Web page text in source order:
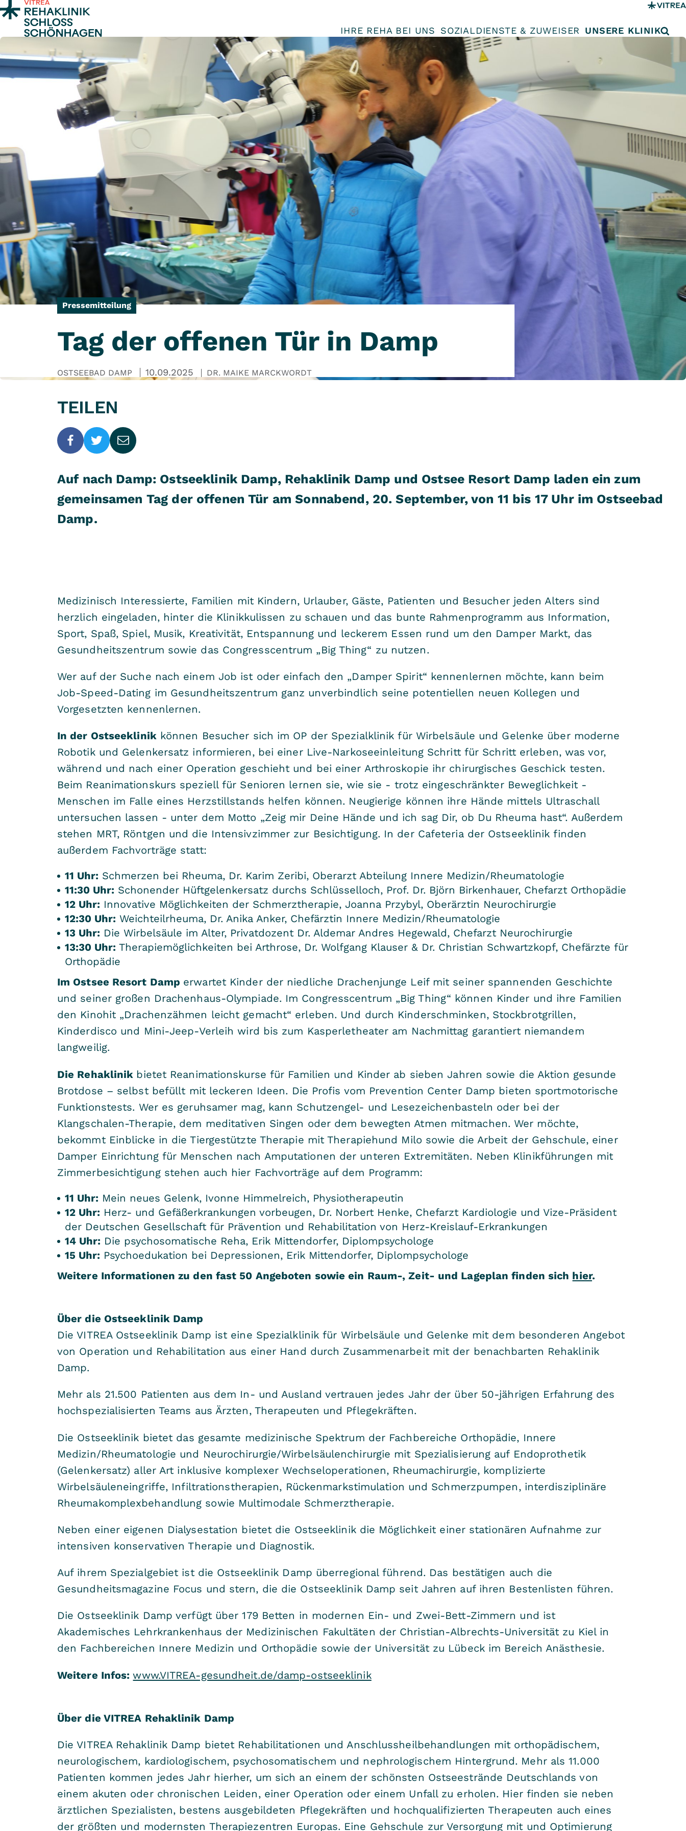
Zum Inhalt springen
IHRE REHA BEI UNS SOZIALDIENSTE & ZUWEISER UNSERE KLINIK
Pressemitteilung
Tag der offenen Tür in Damp
OSTSEEBAD DAMP 10.09.2025 DR. MAIKE MARCKWORDT
TEILEN
Auf nach Damp: Ostseeklinik Damp, Rehaklinik Damp und Ostsee Resort Damp laden ein zum
gemeinsamen Tag der offenen Tür am Sonnabend, 20. September, von 11 bis 17 Uhr im Ostseebad
Damp.
Medizinisch Interessierte, Familien mit Kindern, Urlauber, Gäste, Patienten und Besucher jeden Alters sind
herzlich eingeladen, hinter die Klinikkulissen zu schauen und das bunte Rahmenprogramm aus Information,
Sport, Spaß, Spiel, Musik, Kreativität, Entspannung und leckerem Essen rund um den Damper Markt, das
Gesundheitszentrum sowie das Congresscentrum „Big Thing“ zu nutzen.
Wer auf der Suche nach einem Job ist oder einfach den „Damper Spirit“ kennenlernen möchte, kann beim
Job-Speed-Dating im Gesundheitszentrum ganz unverbindlich seine potentiellen neuen Kollegen und
Vorgesetzten kennenlernen.
In der Ostseeklinikkönnen Besucher sich im OP der Spezialklinik für Wirbelsäule und Gelenke über moderne
Robotik und Gelenkersatz informieren, bei einer Live-Narkoseeinleitung Schritt für Schritt erleben, was vor,
während und nach einer Operation geschieht und bei einer Arthroskopie ihr chirurgisches Geschick testen.
Beim Reanimationskurs speziell für Senioren lernen sie, wie sie - trotz eingeschränkter Beweglichkeit -
Menschen im Falle eines Herzstillstands helfen können. Neugierige können ihre Hände mittels Ultraschall
untersuchen lassen - unter dem Motto „Zeig mir Deine Hände und ich sag Dir, ob Du Rheuma hast“. Außerdem
stehen MRT, Röntgen und die Intensivzimmer zur Besichtigung. In der Cafeteria der Ostseeklinik finden
außerdem Fachvorträge statt:
11 Uhr: Schmerzen bei Rheuma, Dr. Karim Zeribi, Oberarzt Abteilung Innere Medizin/Rheumatologie
11:30 Uhr: Schonender Hüftgelenkersatz durchs Schlüsselloch, Prof. Dr. Björn Birkenhauer, Chefarzt Orthopädie
12 Uhr: Innovative Möglichkeiten der Schmerztherapie, Joanna Przybyl, Oberärztin Neurochirurgie
12:30 Uhr: Weichteilrheuma, Dr. Anika Anker, Chefärztin Innere Medizin/Rheumatologie
13 Uhr: Die Wirbelsäule im Alter, Privatdozent Dr. Aldemar Andres Hegewald, Chefarzt Neurochirurgie
13:30 Uhr: Therapiemöglichkeiten bei Arthrose, Dr. Wolfgang Klauser & Dr. Christian Schwartzkopf, Chefärzte für
Orthopädie
Im Ostsee Resort Damp erwartet Kinder der niedliche Drachenjunge Leif mit seiner spannenden Geschichte
und seiner großen Drachenhaus-Olympiade. Im Congresscentrum „Big Thing“ können Kinder und ihre Familien
den Kinohit „Drachenzähmen leicht gemacht“ erleben. Und durch Kinderschminken, Stockbrotgrillen,
Kinderdisco und Mini-Jeep-Verleih wird bis zum Kasperletheater am Nachmittag garantiert niemandem
langweilig.
Die Rehaklinik bietet Reanimationskurse für Familien und Kinder ab sieben Jahren sowie die Aktion gesunde
Brotdose – selbst befüllt mit leckeren Ideen. Die Profis vom Prevention Center Damp bieten sportmotorische
Funktionstests. Wer es geruhsamer mag, kann Schutzengel- und Lesezeichenbasteln oder bei der
Klangschalen-Therapie, dem meditativen Singen oder dem bewegten Atmen mitmachen. Wer möchte,
bekommt Einblicke in die Tiergestützte Therapie mit Therapiehund Milo sowie die Arbeit der Gehschule, einer
Damper Einrichtung für Menschen nach Amputationen der unteren Extremitäten. Neben Klinikführungen mit
Zimmerbesichtigung stehen auch hier Fachvorträge auf dem Programm:
11 Uhr: Mein neues Gelenk, Ivonne Himmelreich, Physiotherapeutin
12 Uhr: Herz- und Gefäßerkrankungen vorbeugen, Dr. Norbert Henke, Chefarzt Kardiologie und Vize-Präsident
der Deutschen Gesellschaft für Prävention und Rehabilitation von Herz-Kreislauf-Erkrankungen
14 Uhr: Die psychosomatische Reha, Erik Mittendorfer, Diplompsychologe
15 Uhr: Psychoedukation bei Depressionen, Erik Mittendorfer, Diplompsychologe
Weitere Informationen zu den fast 50 Angeboten sowie ein Raum-, Zeit- und Lageplan finden sich hier.
Über die Ostseeklinik Damp
Die VITREA Ostseeklinik Damp ist eine Spezialklinik für Wirbelsäule und Gelenke mit dem besonderen Angebot
von Operation und Rehabilitation aus einer Hand durch Zusammenarbeit mit der benachbarten Rehaklinik
Damp.
Mehr als 21.500 Patienten aus dem In- und Ausland vertrauen jedes Jahr der über 50-jährigen Erfahrung des
hochspezialisierten Teams aus Ärzten, Therapeuten und Pflegekräften.
Die Ostseeklinik bietet das gesamte medizinische Spektrum der Fachbereiche Orthopädie, Innere
Medizin/Rheumatologie und Neurochirurgie/Wirbelsäulenchirurgie mit Spezialisierung auf Endoprothetik
(Gelenkersatz) aller Art inklusive komplexer Wechseloperationen, Rheumachirurgie, komplizierte
Wirbelsäuleneingriffe, Infiltrationstherapien, Rückenmarkstimulation und Schmerzpumpen, interdisziplinäre
Rheumakomplexbehandlung sowie Multimodale Schmerztherapie.
Neben einer eigenen Dialysestation bietet die Ostseeklinik die Möglichkeit einer stationären Aufnahme zur
intensiven konservativen Therapie und Diagnostik.
Auf ihrem Spezialgebiet ist die Ostseeklinik Damp überregional führend. Das bestätigen auch die
Gesundheitsmagazine Focus und stern, die die Ostseeklinik Damp seit Jahren auf ihren Bestenlisten führen.
Die Ostseeklinik Damp verfügt über 179 Betten in modernen Ein- und Zwei-Bett-Zimmern und ist
Akademisches Lehrkrankenhaus der Medizinischen Fakultäten der Christian-Albrechts-Universität zu Kiel in
den Fachbereichen Innere Medizin und Orthopädie sowie der Universität zu Lübeck im Bereich Anästhesie.
Weitere Infos:www.VITREA-gesundheit.de/damp-ostseeklinik
Über die VITREA Rehaklinik Damp
Die VITREA Rehaklinik Damp bietet Rehabilitationen und Anschlussheilbehandlungen mit orthopädischem,
neurologischem, kardiologischem, psychosomatischem und nephrologischem Hintergrund. Mehr als 11.000
Patienten kommen jedes Jahr hierher, um sich an einem der schönsten Ostseestrände Deutschlands von
einem akuten oder chronischen Leiden, einer Operation oder einem Unfall zu erholen. Hier finden sie neben
ärztlichen Spezialisten, bestens ausgebildeten Pflegekräften und hochqualifizierten Therapeuten auch eines
der größten und modernsten Therapiezentren Europas. Eine Gehschule zur Versorgung mit und Optimierung